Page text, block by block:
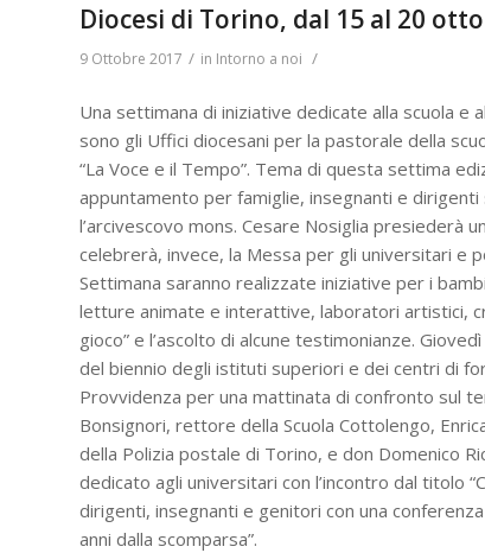
Diocesi di Torino, dal 15 al 20
9 Ottobre 2017 / in Intorno a noi /
Una settimana di iniziative dedicate alla scuola e
sono gli Uffici diocesani per la pastorale della
“La Voce e il Tempo”. Tema di questa settima
appuntamento per famiglie, insegnanti e
l’arcivescovo mons. Cesare Nosiglia presiederà
celebrerà, invece, la Messa per gli universitari e
Settimana saranno realizzate iniziative per i
letture animate e interattive, laboratori artistici,
gioco” e l’ascolto di alcune testimonianze.
del biennio degli istituti superiori e dei centri di
Provvidenza per una mattinata di confronto sul
Bonsignori, rettore della Scuola Cottolengo,
della Polizia postale di Torino, e don Domenico
dedicato agli universitari con l’incontro dal titolo
dirigenti, insegnanti e genitori con una
anni dalla scomparsa”.